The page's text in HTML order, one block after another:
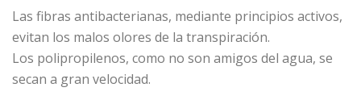
Las fibras antibacterianas, mediante principios activos,
evitan los malos olores de la transpiración.
Los polipropilenos, como no son amigos del agua, se
secan a gran velocidad.